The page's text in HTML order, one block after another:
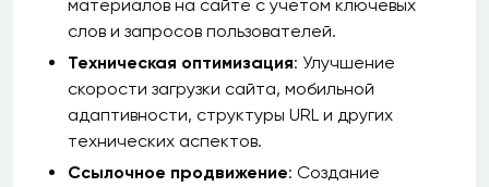
материалов на сайте с учетом ключевых
слов и запросов пользователей.
Техническая оптимизация: Улучшение
скорости загрузки сайта, мобильной
адаптивности, структуры URL и других
технических аспектов.
Ссылочное продвижение: Создание